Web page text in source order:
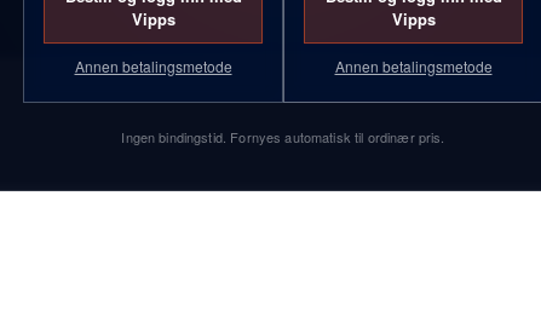
Vipps
Annen betalingsmetode
Vipps
Annen betalingsmetode
Ingen bindingstid. Fornyes automatisk til ordinær pris.